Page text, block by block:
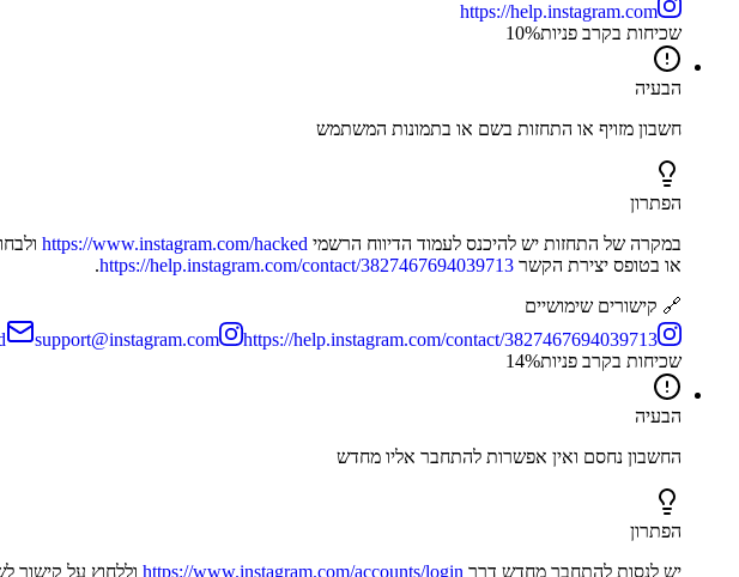
https://help.instagram.com
שכיחות בקרב פניות
10%
הבעיה
חשבון מזויף או התחזות בשם או בתמונות המשתמש
הפתרון
במקרה של התחזות יש להיכנס לעמוד הדיווח הרשמי https://www.instagram.com/hacked
או בטופס יצירת הקשר https://help.instagram.com/contact/3827467694039713
.
🔗 קישורים שימושיים
support@instagram.com
https://help.instagram.com/contact/3827467694039713
שכיחות בקרב פניות
14%
הבעיה
החשבון נחסם ואין אפשרות להתחבר אליו מחדש
הפתרון
יש לנסות להתחבר מחדש דרך https://www.instagram.com/accounts/login